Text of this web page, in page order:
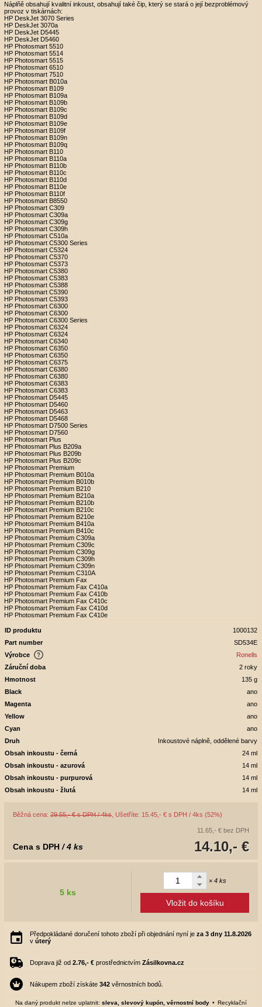
Náplňě obsahují kvalitní inkoust, obsahují také čip, který se stará o její bezproblémový
provoz v tiskárnách:
HP DeskJet 3070 Series
HP DeskJet 3070a
HP DeskJet D5445
HP DeskJet D5460
HP Photosmart 5510
HP Photosmart 5514
HP Photosmart 5515
HP Photosmart 6510
HP Photosmart 7510
HP Photosmart B010a
HP Photosmart B109
HP Photosmart B109a
HP Photosmart B109b
HP Photosmart B109c
HP Photosmart B109d
HP Photosmart B109e
HP Photosmart B109f
HP Photosmart B109n
HP Photosmart B109q
HP Photosmart B110
HP Photosmart B110a
HP Photosmart B110b
HP Photosmart B110c
HP Photosmart B110d
HP Photosmart B110e
HP Photosmart B110f
HP Photosmart B8550
HP Photosmart C309
HP Photosmart C309a
HP Photosmart C309g
HP Photosmart C309h
HP Photosmart C510a
HP Photosmart C5300 Series
HP Photosmart C5324
HP Photosmart C5370
HP Photosmart C5373
HP Photosmart C5380
HP Photosmart C5383
HP Photosmart C5388
HP Photosmart C5390
HP Photosmart C5393
HP Photosmart C6300
HP Photosmart C6300
HP Photosmart C6300 Series
HP Photosmart C6324
HP Photosmart C6324
HP Photosmart C6340
HP Photosmart C6350
HP Photosmart C6350
HP Photosmart C6375
HP Photosmart C6380
HP Photosmart C6380
HP Photosmart C6383
HP Photosmart C6383
HP Photosmart D5445
HP Photosmart D5460
HP Photosmart D5463
HP Photosmart D5468
HP Photosmart D7500 Series
HP Photosmart D7560
HP Photosmart Plus
HP Photosmart Plus B209a
HP Photosmart Plus B209b
HP Photosmart Plus B209c
HP Photosmart Premium
HP Photosmart Premium B010a
HP Photosmart Premium B010b
HP Photosmart Premium B210
HP Photosmart Premium B210a
HP Photosmart Premium B210b
HP Photosmart Premium B210c
HP Photosmart Premium B210e
HP Photosmart Premium B410a
HP Photosmart Premium B410c
HP Photosmart Premium C309a
HP Photosmart Premium C309c
HP Photosmart Premium C309g
HP Photosmart Premium C309h
HP Photosmart Premium C309n
HP Photosmart Premium C310A
HP Photosmart Premium Fax
HP Photosmart Premium Fax C410a
HP Photosmart Premium Fax C410b
HP Photosmart Premium Fax C410c
HP Photosmart Premium Fax C410d
HP Photosmart Premium Fax C410e
ID produktu
1000132
Part number
SD534E
Výrobce
Ronells
Záruční doba
2 roky
Hmotnost
135 g
Black
ano
Magenta
ano
Yellow
ano
Cyan
ano
Druh
Inkoustové náplně, oddělené barvy
Obsah inkoustu - černá
24 ml
Obsah inkoustu - azurová
14 ml
Obsah inkoustu - purpurová
14 ml
Obsah inkoustu - žlutá
14 ml
Běžná cena: 29.55,- € s DPH / 4ks , Ušetříte: 15.45,- € s DPH / 4ks (52%)
11.65,- € bez DPH
14.10,- €
Cena s DPH/ 4 ks
5 ks
× 4 ks
Vložit do košíku
Předpokládané doručení tohoto zboží při objednání nyní je za 3 dny 11.8.2026
v úterý
Doprava již od 2.76,- € prostřednictvím Zásilkovna.cz
Nákupem zboží získáte 342 věrnostních bodů.
Na daný produkt nelze uplatnit: sleva, slevový kupón, věrnostní body
Recyklační